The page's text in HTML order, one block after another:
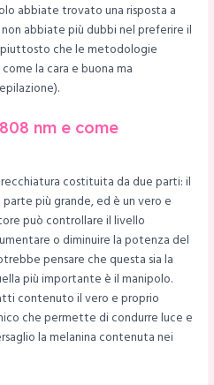
abbiate trovato una risposta a
abbiate più dubbi nel preferire il
che le metodologie
la cara e buona ma
nm e come
costituita da due parti: il
più grande, ed è un vero e
può controllare il livello
o diminuire la potenza del
pensare che questa sia la
più importante è il manipolo.
contenuto il vero e proprio
che permette di condurre luce e
la melanina contenuta nei